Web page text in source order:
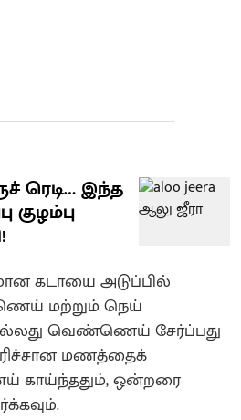
ரெடி… இந்த
குழம்பு
கடாயை அடுப்பில்
மற்றும் நெய்
வெண்ணெய் சேர்ப்பது
ரிச்சான மணத்தைக்
காய்ந்ததும், ஒன்றரை